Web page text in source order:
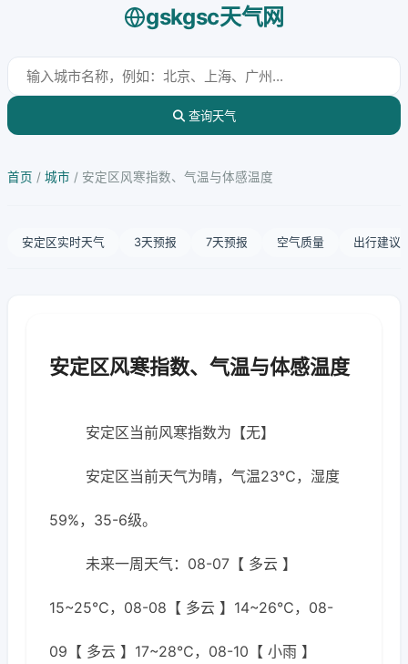
gskgsc天气网
查询天气
首页 / 城市 / 安定区风寒指数、气温与体感温度
安定区实时天气 3天预报 7天预报 空气质量 出行建议
安定区风寒指数、气温与体感温度
安定区当前风寒指数为【无】
安定区当前天气为晴，气温23℃，湿度
59%，35-6级。
未来一周天气：08-07【 多云 】
15~25℃，08-08【 多云 】14~26℃，08-
09【 多云 】17~28℃，08-10【 小雨 】